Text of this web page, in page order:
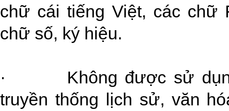
chữ cái tiếng Việt, các chữ
chữ số, ký hiệu.
· Không được sử dụng
truyền thống lịch sử, văn